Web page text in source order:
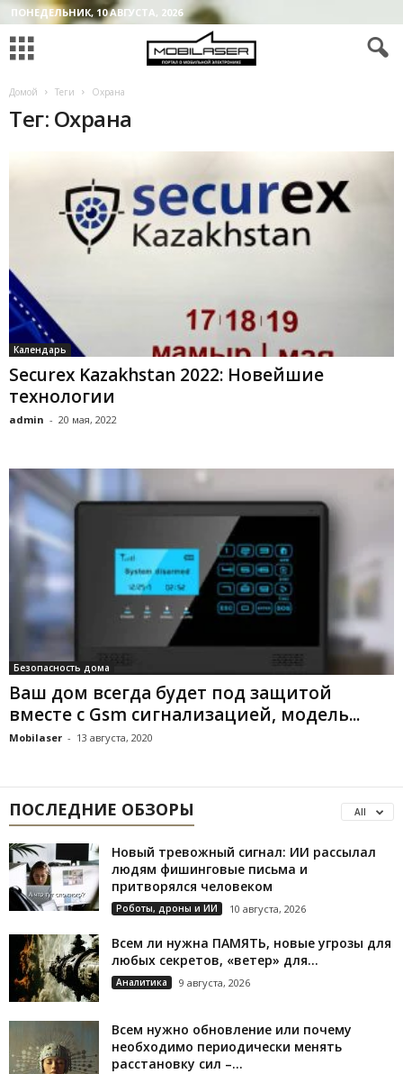
ПОНЕДЕЛЬНИК, 10 АВГУСТА, 2026
Домой Теги Охрана
Тег: Охрана
Календарь
Securex Kazakhstan 2022: Новейшие
технологии
admin - 20 мая, 2022
Безопасность дома
Ваш дом всегда будет под защитой
вместе с Gsm сигнализацией, модель...
Mobilaser - 13 августа, 2020
ПОСЛЕДНИЕ ОБЗОРЫ All
Новый тревожный сигнал: ИИ рассылал
людям фишинговые письма и
притворялся человеком
Роботы, дроны и ИИ 10 августа, 2026
Всем ли нужна ПАМЯТЬ, новые угрозы для
любых секретов, «ветер» для...
Аналитика 9 августа, 2026
Всем нужно обновление или почему
необходимо периодически менять
расстановку сил –...